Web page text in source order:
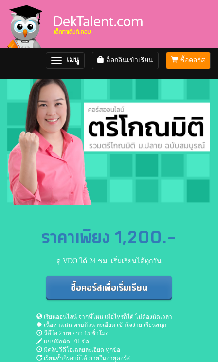
ซื้อคอร์ส
ล็อกอินเข้าเรียน
Toggle
navigation
เมนู
ราคาเพียง 1,200.-
ดู VDO ได้ 24 ชม. เริ่มเรียนได้ทุกวัน
ซื้อคอร์สเพื่อเริ่มเรียน
เรียนออนไลน์ จากที่ไหน เมื่อไหร่ก็ได้ ไม่ต้องนัดเวลา
เนื้อหาแน่น ครบถ้วน ละเอียด เข้าใจง่าย เรียนสนุก
วีดีโอ 2 บท ยาว 15 ชั่วโมง
แบบฝึกหัด 191 ข้อ
มีคลิปวีดีโอเฉลยละเอียด ทุกข้อ
เรียนซ้ำกี่รอบก็ได้ ภายในอายุคอร์ส